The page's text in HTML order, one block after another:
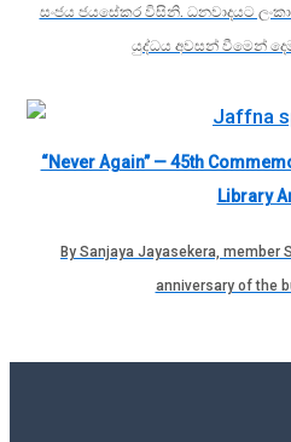
සංජය ජයසේකර විසිනි. ධනවාදයට
යුද්ධය අවසන් වීමෙන්
“Never Again” — 45th
Library
By Sanjaya Jayasekera, member
anniversary of the